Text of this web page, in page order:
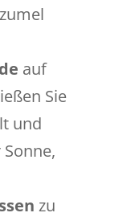
auf
Sie
und
zu